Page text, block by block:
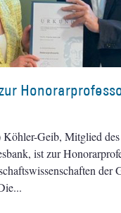
Geib, Mitglied
ist zur
der